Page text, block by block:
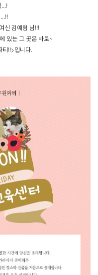
신 김예림 님!!!
있는 그 곳은 바로~
!!>입니다.